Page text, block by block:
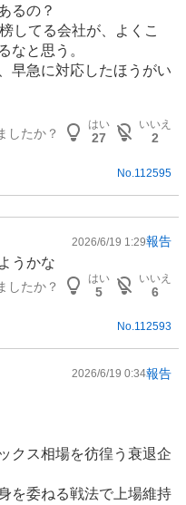
るの？
してる会社が、よくこ
なと思う。
早急に対応したほうがい
したか？
はい
27
いいえ
2
No. 112595
2026/6/19 1:29報告
うかな
したか？
はい
5
いいえ
6
No.112593
2026/6/19 0:34報告
クス相場を彷徨う衰退企
を委ねる戦法で上場維持